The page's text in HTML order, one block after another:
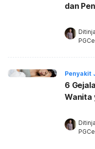
dan
Penyakit
6
Wanita